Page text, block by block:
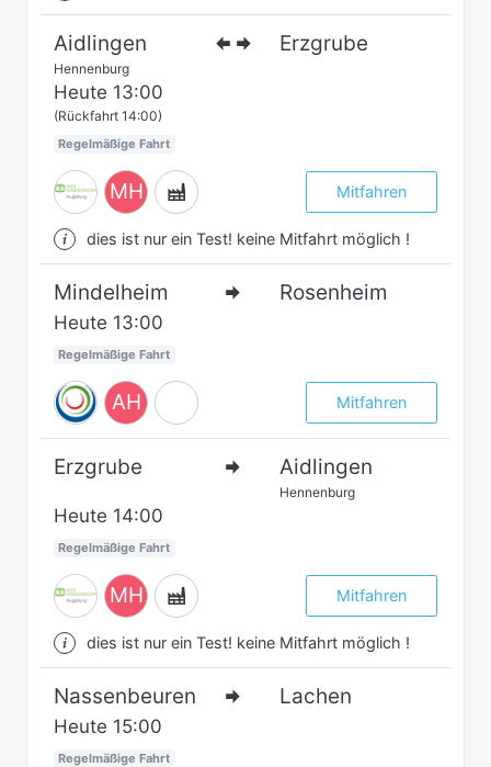
Aidlingen
Hennenburg
Erzgrube
Heute 13:00
(Rückfahrt 14:00)
Regelmäßige Fahrt
MH Mitfahren
dies ist nur ein Test! keine Mitfahrt möglich !
Mindelheim Rosenheim
Heute 13:00
Regelmäßige Fahrt
AH Mitfahren
Erzgrube Aidlingen
Hennenburg
Heute 14:00
Regelmäßige Fahrt
MH Mitfahren
dies ist nur ein Test! keine Mitfahrt möglich !
Nassenbeuren Lachen
Heute 15:00
Regelmäßige Fahrt